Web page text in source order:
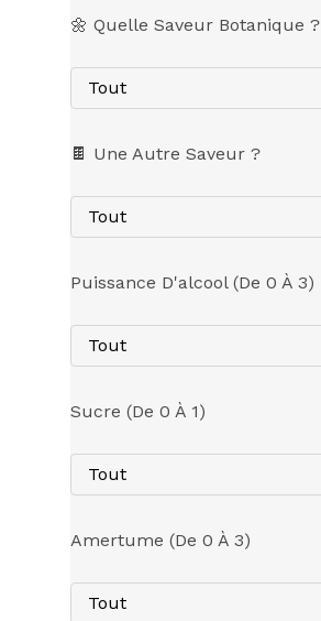
🌼 Quelle Saveur Botanique ?
Tout
🍫 Une Autre Saveur ?
Tout
Puissance D'alcool (de 0 À 3)
Tout
Sucre (de 0 À 1)
Tout
Amertume (de 0 À 3)
Tout